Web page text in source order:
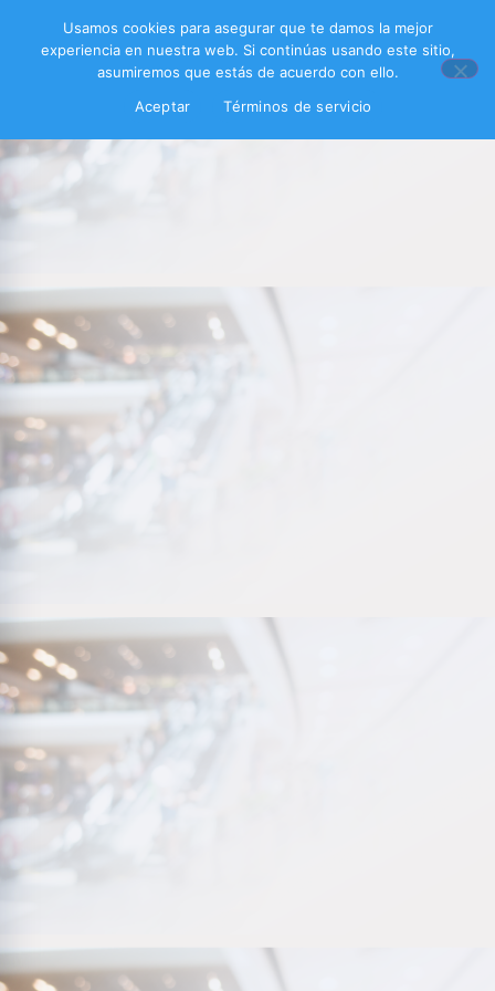
Usamos cookies para asegurar que te damos la mejor
experiencia en nuestra web. Si continúas usando este sitio,
asumiremos que estás de acuerdo con ello.
Aceptar
Términos de servicio